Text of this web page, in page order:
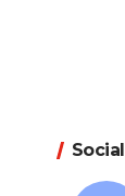
Social